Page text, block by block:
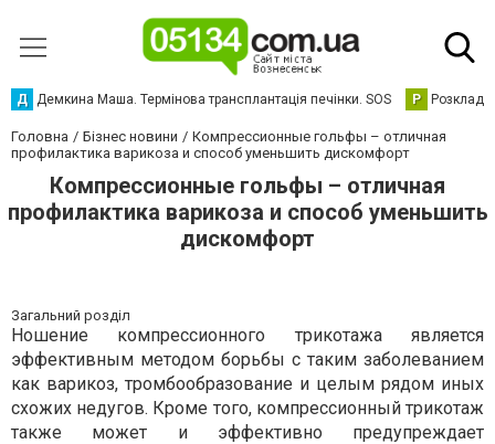
Д Демкина Маша. Термінова трансплантація печінки. SOS Р Розклад
Головна Бізнес новини
Компрессионные гольфы – отличная
профилактика варикоза и способ уменьшить дискомфорт
Компрессионные гольфы – отличная
профилактика варикоза и способ уменьшить
дискомфорт
Загальний розділ
Ношение компрессионного трикотажа является
эффективным методом борьбы с таким заболеванием
как варикоз, тромбообразование и целым рядом иных
схожих недугов. Кроме того, компрессионный трикотаж
также может и эффективно предупреждает